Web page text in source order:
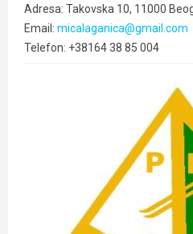
Adresa: Takovska 10, 11000
Email: micalaganica@gmail.com
Telefon: +38164 38 85 004